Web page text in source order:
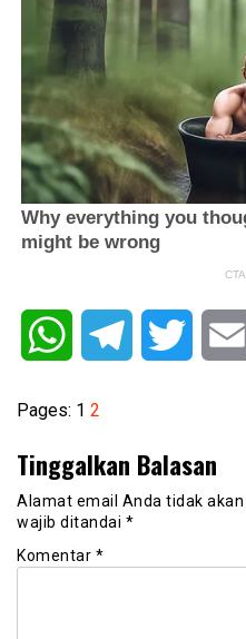
WhatsAppTelegram Twitter
Pages: 1 2
Tinggalkan Balasan
Alamat email Anda tidak akan
wajib ditandai *
Komentar *